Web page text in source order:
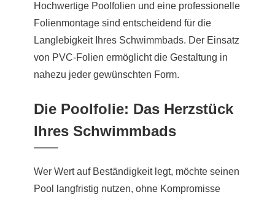
Hochwertige Poolfolien und eine professionelle
Folienmontage sind entscheidend für die
Langlebigkeit Ihres Schwimmbads. Der Einsatz
von PVC-Folien ermöglicht die Gestaltung in
nahezu jeder gewünschten Form.
Die Poolfolie: Das Herzstück
Ihres Schwimmbads
Wer Wert auf Beständigkeit legt, möchte seinen
Pool langfristig nutzen, ohne Kompromisse